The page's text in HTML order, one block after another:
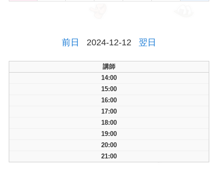
前日 2024-12-12 翌日
講師
14:00
15:00
16:00
17:00
18:00
19:00
20:00
21:00